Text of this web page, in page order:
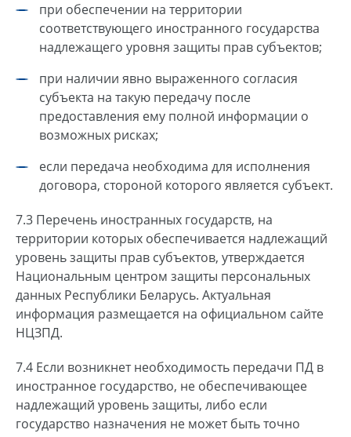
при обеспечении на территории
соответствующего иностранного государства
надлежащего уровня защиты прав субъектов;
при наличии явно выраженного согласия
субъекта на такую передачу после
предоставления ему полной информации о
возможных рисках;
если передача необходима для исполнения
договора, стороной которого является субъект.
7.3 Перечень иностранных государств, на
территории которых обеспечивается надлежащий
уровень защиты прав субъектов, утверждается
Национальным центром защиты персональных
данных Республики Беларусь. Актуальная
информация размещается на официальном сайте
НЦЗПД.
7.4 Если возникнет необходимость передачи ПД в
иностранное государство, не обеспечивающее
надлежащий уровень защиты, либо если
государство назначения не может быть точно